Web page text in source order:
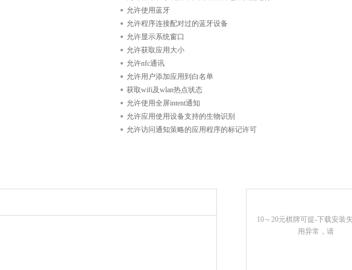
允许使用蓝牙
允许程序连接配对过的蓝牙设备
允许显示系统窗口
允许获取应用大小
允许nfc通讯
允许用户添加应用到白名单
获取wifi及wlan热点状态
允许使用全屏intent通知
允许应用使用设备支持的生物识别
允许访问通知策略的应用程序的标记许可
10～20元棋牌可提-下载安装
用异常，请